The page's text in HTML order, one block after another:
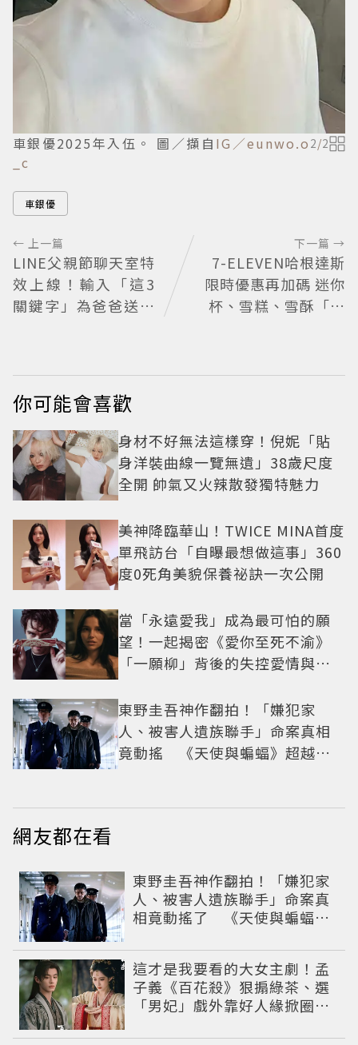
車銀優2025年入伍。 圖／擷自 IG／eunwo.o
_c
2/2
車銀優
← 上一篇
LINE父親節聊天室特
效上線！輸入「這3
關鍵字」為爸爸送上
下一篇 →
7-ELEVEN哈根達斯
限時優惠再加碼 迷你
杯、雪糕、雪酥「買
你可能會喜歡
身材不好無法這樣穿！倪妮「貼
身洋裝曲線一覽無遺」38歲尺度
全開 帥氣又火辣散發獨特魅力
美神降臨華山！TWICE MINA首度
單飛訪台「自曝最想做這事」360
度0死角美貌保養祕訣一次公開
當「永遠愛我」成為最可怕的願
望！一起揭密《愛你至死不渝》
「一願柳」背後的失控愛情與爆
東野圭吾神作翻拍！「嫌犯家
人、被害人遺族聯手」命案真相
竟動搖 《天使與蝙蝠》超越懸
網友都在看
東野圭吾神作翻拍！「嫌犯家
人、被害人遺族聯手」命案真
相竟動搖了 《天使與蝙蝠》
這才是我要看的大女主劇！孟
子義《百花殺》狠搧綠茶、選
「男妃」戲外靠好人緣掀圈內